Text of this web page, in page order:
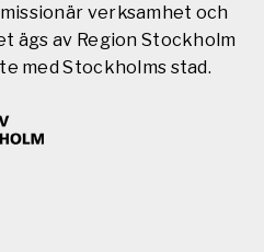
verksamhet och
ägs av Region Stockholm
med Stockholms stad.